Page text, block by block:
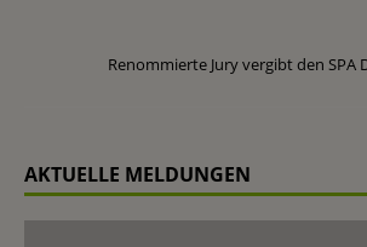
Renommierte Jury vergibt den SPA
AKTUELLE MELDUNGEN